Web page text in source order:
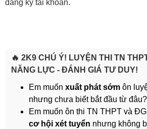
đăng ký tài khoản.
🔥 2K9 CHÚ Ý! LUYỆN THI TN
NĂNG LỰC - ĐÁNH GIÁ TƯ DUY!
Em muốn xuất phát sớm ôn
nhưng chưa biết bắt đầu từ đâu?
Em muốn ôn thi TN THPT và
cơ hội xét tuyển nhưng không